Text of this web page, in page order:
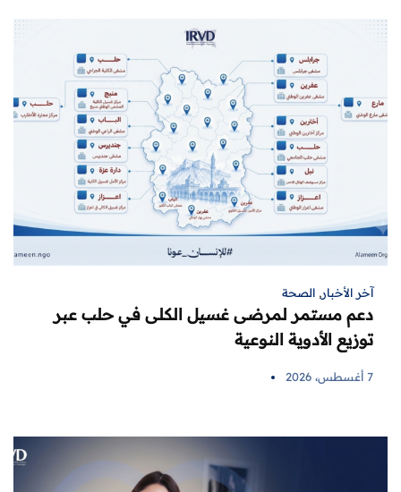
آخر الأخبار, الصحة
دعم مستمر لمرضى غسيل الكلى في حلب عبر
توزيع الأدوية النوعية
7 أغسطس، 2026